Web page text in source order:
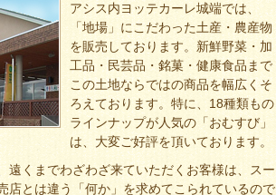
アシス内ヨッテカーレ城端では、
「地場」にこだわった土産・農産物
を販売しております。新鮮野菜・加
工品・民芸品・銘菓・健康食品まで
この土地ならではの商品を幅広くそ
ろえております。特に、18種類もの
ラインナップが人気の「おむすび」
は、大変ご好評を頂いております。
遠くまでわざわざ来ていただくお客様は、スー
店とは違う「何か」を求めてこられているので